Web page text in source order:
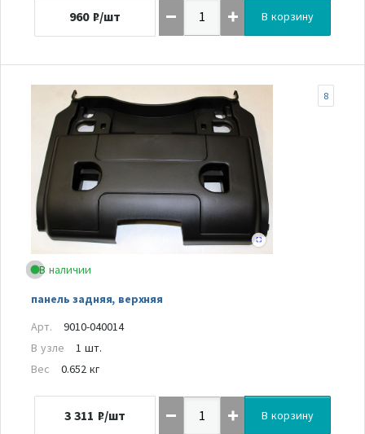
960 ₽/шт В корзину
В наличии
панель задняя, верхняя
8
Арт.
9010-040014
В узле
1 шт.
Вес
0.652 кг
3 311 ₽/шт В корзину